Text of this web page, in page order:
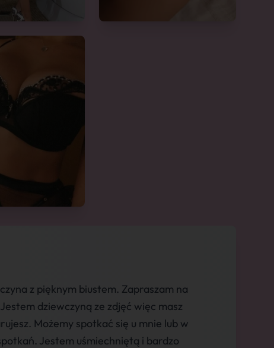
z pięknym biustem. Zapraszam na
dziewczyną ze zdjęć więc masz
Możemy spotkać się u mnie lub w
Jestem uśmiechniętą i bardzo